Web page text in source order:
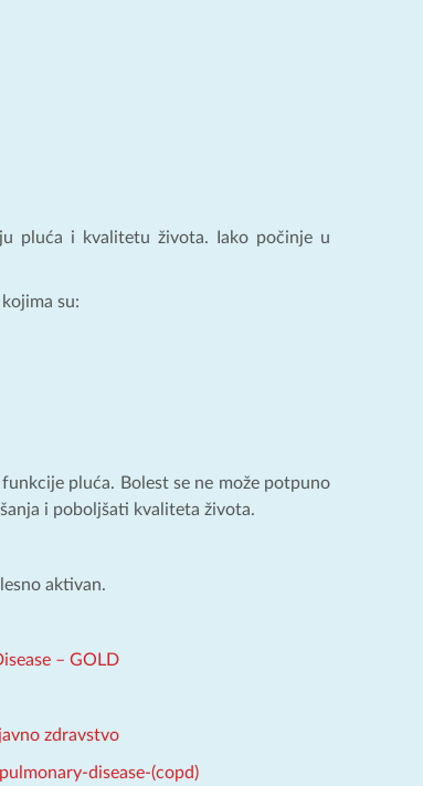
pluća i kvalitetu života. Iako počinje u
su:
pluća. Bolest se ne može potpuno
i poboljšati kvaliteta života.
aktivan.
– GOLD
zdravstvo
disease-(copd)